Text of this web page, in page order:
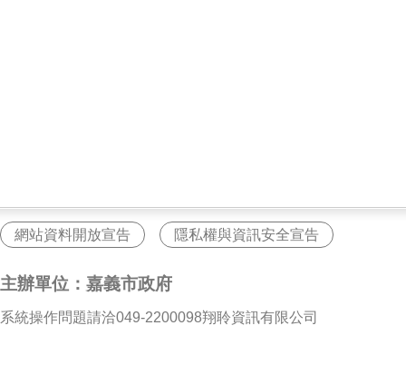
網站資料開放宣告 隱私權與資訊安全宣告
主辦單位：嘉義市政府
系統操作問題請洽049-2200098翔聆資訊有限公司